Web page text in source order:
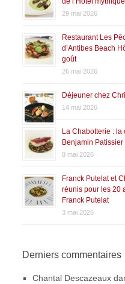
29 mai 2026
Restaurant Les
d’Antibes Beach
goût
26 mai 2026
Déjeuner chez
14 mai 2026
La Chabotterie :
Benjamin Patissier
8 mai 2026
Franck Putelat et
réunis pour les 20
Franck Putelat
3 mai 2026
Derniers commentaires
Chantal Descazeaux